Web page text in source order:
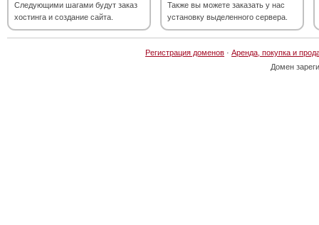
Следующими шагами будут заказ
хостинга и создание сайта.
Также вы можете заказать у нас
установку выделенного сервера.
Регистрация доменов · Аренда, покупка и
Домен